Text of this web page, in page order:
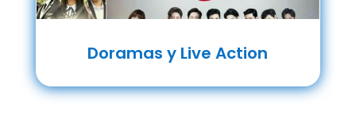
Doramas y Live Action